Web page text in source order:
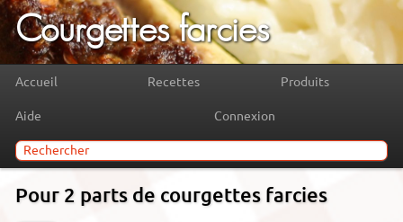
Courgettes farcies
Accueil Recettes Produits
Aide Connexion
Pour 2 parts de courgettes farcies